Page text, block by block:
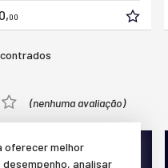
00
(nenhuma avaliação)
vender seu imóvel?
oferecer melhor
analisar